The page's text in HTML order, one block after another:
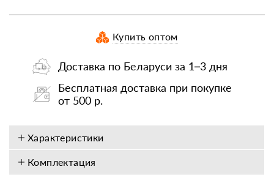
Купить оптом
Доставка по Беларуси за 1–3 дня
Бесплатная доставка при покупке
от 500 р.
Характеристики
Комплектация